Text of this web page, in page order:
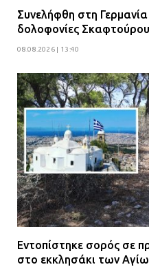
Συνελήφθη στη
δολοφονίες
08.08.2026 | 13:40
Εντοπίστηκε σορός σε
στο εκκλησάκι των